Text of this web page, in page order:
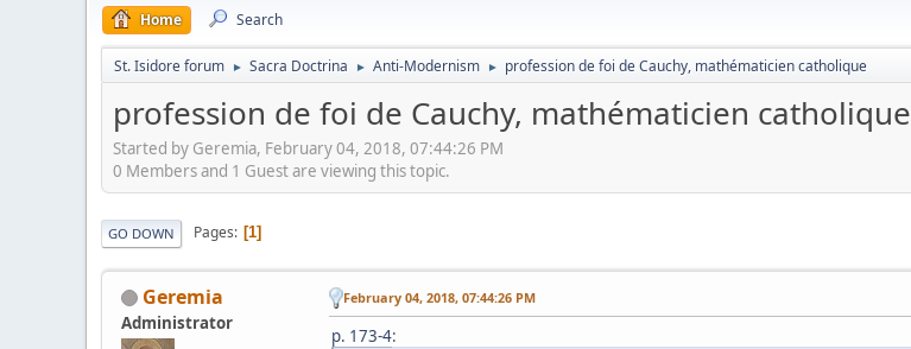
Home Search
St. Isidore forum ► Sacra Doctrina ► Anti-Modernism ► profession de foi de Cauchy, mathématicien catholique
profession de foi de Cauchy, mathématicien catholique
Started by Geremia, February 04, 2018, 07:44:26 PM
0 Members and 1 Guest are viewing this topic.
GO DOWN Pages 1
Geremia
Administrator
February 04, 2018, 07:44:26 PM
p. 173-4: